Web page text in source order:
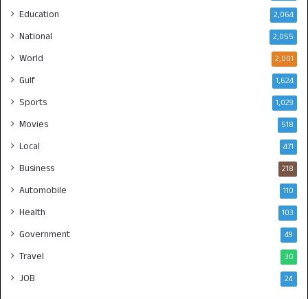
Education 2,064
National 2,055
World 2,001
Gulf 1,624
Sports 1,029
Movies 518
Local 471
Business 218
Automobile 110
Health 103
Government 49
Travel 30
JOB 24